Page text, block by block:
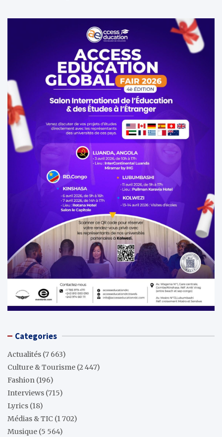
Categories
Actualités (7 663)
Culture & Tourisme (2 447)
Fashion (196)
Interviews (715)
Lyrics (18)
Médias & TIC (1 702)
Musique (5 564)